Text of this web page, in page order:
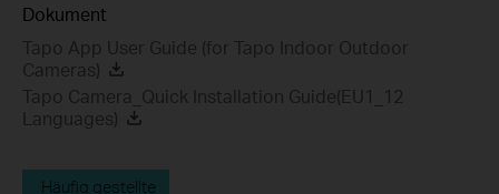
Dokument
Tapo App User Guide (for Tapo Indoor Outdoor
Cameras)
Tapo Camera_Quick Installation Guide(EU1_12
Languages)
Häufig gestellte